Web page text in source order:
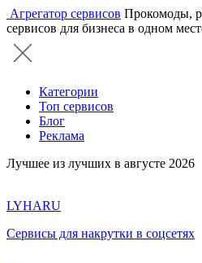
Агрегатор сервисов Прокомоды,
сервисов для бизнеса в одном
Категории
Топ сервисов
Блог
Реклама
Лучшее из лучших в августе 2026
LYHARU
Сервисы для накрутки в соцсетях